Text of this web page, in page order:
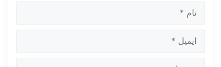
ایمیل
وب‌سایت